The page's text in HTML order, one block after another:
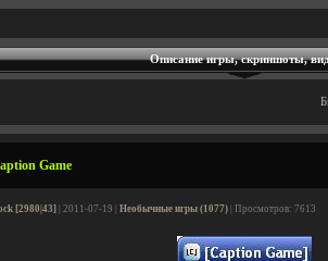
Описание игры, скриншоты,
Game
[2980|43] | 2011-07-19 | Необычные игры (1077) | Просмотров: 7613